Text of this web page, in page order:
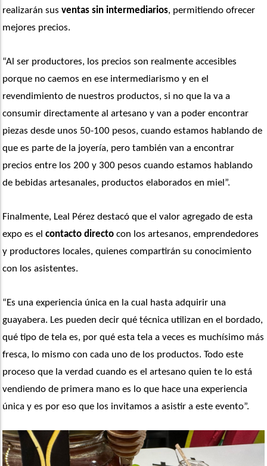
realizarán sus ventas sin intermediarios, permitiendo ofrecer
mejores precios.
“Al ser productores, los precios son realmente accesibles
porque no caemos en ese intermediarismo y en el
revendimiento de nuestros productos, si no que la va a
consumir directamente al artesano y van a poder encontrar
piezas desde unos 50-100 pesos, cuando estamos hablando de
que es parte de la joyería, pero también van a encontrar
precios entre los 200 y 300 pesos cuando estamos hablando
de bebidas artesanales, productos elaborados en miel”.
Finalmente, Leal Pérez destacó que el valor agregado de esta
expo es el contacto directo con los artesanos, emprendedores
y productores locales, quienes compartirán su conocimiento
con los asistentes.
“Es una experiencia única en la cual hasta adquirir una
guayabera. Les pueden decir qué técnica utilizan en el bordado,
qué tipo de tela es, por qué esta tela a veces es muchísimo más
fresca, lo mismo con cada uno de los productos. Todo este
proceso que la verdad cuando es el artesano quien te lo está
vendiendo de primera mano es lo que hace una experiencia
única y es por eso que los invitamos a asistir a este evento”.